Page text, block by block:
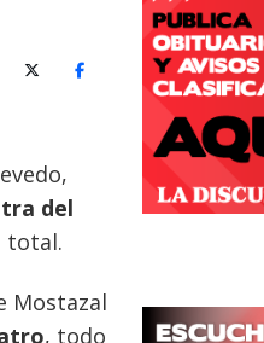
X (Twitter)Facebook
del
total.
Mostazal
, todo